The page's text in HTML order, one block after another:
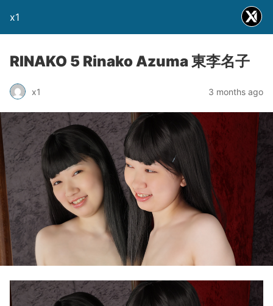
x1
RINAKO 5 Rinako Azuma 東李名子
x1 3 months ago